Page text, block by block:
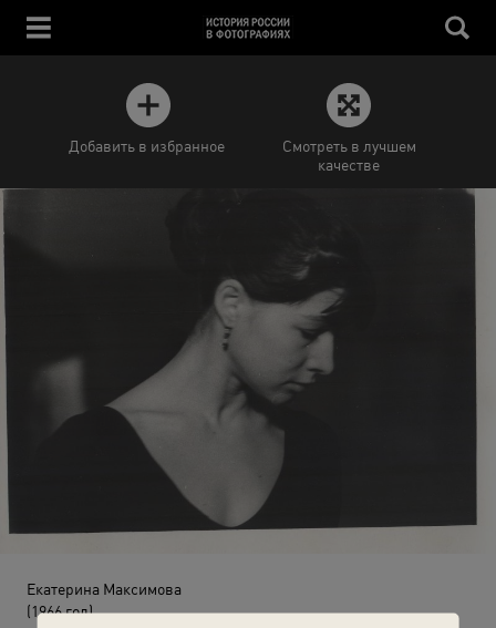
Добавить в избранное
Смотреть в лучшем
качестве
Екатерина Максимова
(1966 год)